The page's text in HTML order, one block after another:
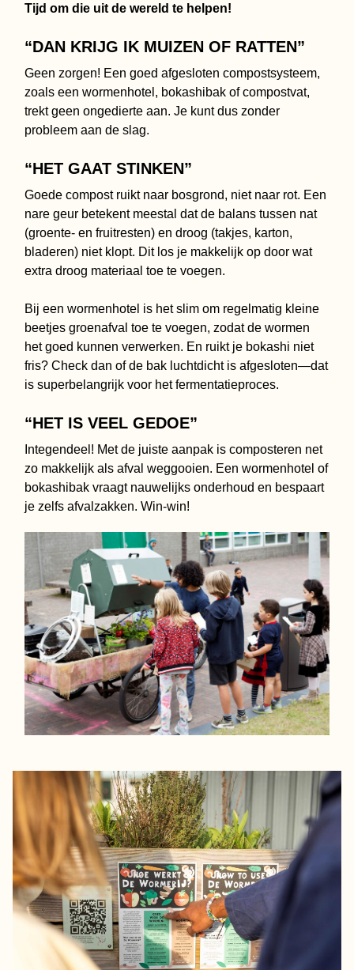
Tijd om die uit de wereld te helpen!
“DAN KRIJG IK MUIZEN OF RATTEN”
Geen zorgen! Een goed afgesloten compostsysteem,
zoals een wormenhotel, bokashibak of compostvat,
trekt geen ongedierte aan. Je kunt dus zonder
probleem aan de slag.
“HET GAAT STINKEN”
Goede compost ruikt naar bosgrond, niet naar rot. Een
nare geur betekent meestal dat de balans tussen nat
(groente- en fruitresten) en droog (takjes, karton,
bladeren) niet klopt. Dit los je makkelijk op door wat
extra droog materiaal toe te voegen.
Bij een wormenhotel is het slim om regelmatig kleine
beetjes groenafval toe te voegen, zodat de wormen
het goed kunnen verwerken. En ruikt je bokashi niet
fris? Check dan of de bak luchtdicht is afgesloten—dat
is superbelangrijk voor het fermentatieproces.
“HET IS VEEL GEDOE”
Integendeel! Met de juiste aanpak is composteren net
zo makkelijk als afval weggooien. Een wormenhotel of
bokashibak vraagt nauwelijks onderhoud en bespaart
je zelfs afvalzakken. Win-win!